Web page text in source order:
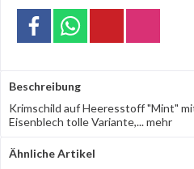
Beschreibung
Krimschild auf Heeresstoff "Mint"
Eisenblech tolle Variante,...mehr
Ähnliche Artikel